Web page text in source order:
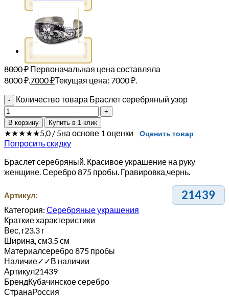
8000₽ Первоначальная цена составляла
8000 ₽.7000₽Текущая цена: 7000 ₽.
Количество товара Браслет серебряный узор
В корзину Купить в 1 клик
★★★★★5,0 / 5на основе 1 оценки Оценить товар
Попросить скидку
Браслет серебряный. Красивое украшение на руку
женщине. Серебро 875 пробы. Гравировка,чернь.
Артикул: 21439
Категория: Серебряные украшения
Краткие характеристики
Вес, г23.3 г
Ширина, см3.5 см
Материалсеребро 875 пробы
Наличие✓ ✓В наличии
Артикул21439
БрендКубачинское серебро
СтранаРоссия